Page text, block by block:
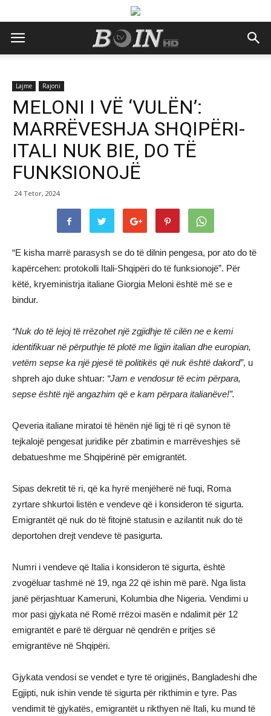
Lajme Rajoni
MELONI I VË ‘VULËN’:
MARRËVESHJA SHQIPËRI-
ITALI NUK BIE, DO TË
FUNKSIONOJË
24 Tetor, 2024
“E kisha marrë parasysh se do të dilnin pengesa, por ato do të
kapërcehen: protokolli Itali-Shqipëri do të funksionojë”. Për
këtë, kryeministrja italiane Giorgia Meloni është më se e
bindur.
“Nuk do të lejoj të rrëzohet një zgjidhje të cilën ne e kemi
identifikuar në përputhje të plotë me ligjin italian dhe europian,
vetëm sepse ka një pjesë të politikës që nuk është dakord”, u
shpreh ajo duke shtuar: “Jam e vendosur të ecim përpara,
sepse është një angazhim që e kam përpara italianëve!”.
Qeveria italiane miratoi të hënën një ligj të ri që synon të
tejkalojë pengesat juridike për zbatimin e marrëveshjes së
debatueshme me Shqipërinë për emigrantët.
Sipas dekretit të ri, që ka hyrë menjëherë në fuqi, Roma
zyrtare shkurtoi listën e vendeve që i konsideron të sigurta.
Emigrantët që nuk do të fitojnë statusin e azilantit nuk do të
deportohen drejt vendeve të pasigurta.
Numri i vendeve që Italia i konsideron të sigurta, është
zvogëluar tashmë në 19, nga 22 që ishin më parë. Nga lista
janë përjashtuar Kameruni, Kolumbia dhe Nigeria. Vendimi u
mor pasi gjykata në Romë rrëzoi masën e ndalimit për 12
emigrantët e parë të dërguar në qendrën e pritjes së
emigrantëve në Shqipëri.
Gjykata vendosi se vendet e tyre të origjinës, Bangladeshi dhe
Egjipti, nuk ishin vende të sigurta për rikthimin e tyre. Pas
vendimit të gjykatës, emigrantët u rikthyen në Itali, ku mund të